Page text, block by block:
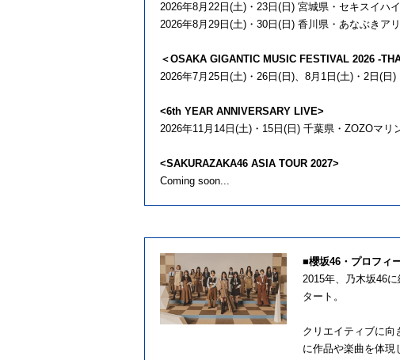
2026年8月22日(土)・23日(日) 宮城県・セキスイハ
2026年8月29日(土)・30日(日) 香川県・あなぶきア
＜OSAKA GIGANTIC MUSIC FESTIVAL 2026 -
2026年7月25日(土)・26日(日)、8月1日(土)・2日(
<6th YEAR ANNIVERSARY LIVE>
2026年11月14日(土)・15日(日) 千葉県・ZOZOマリ
<SAKURAZAKA46 ASIA TOUR 2027>
Coming soon...
■櫻坂46・プロフィ
2015年、乃木坂46
タート。
クリエイティブに向
に作品や楽曲を体現